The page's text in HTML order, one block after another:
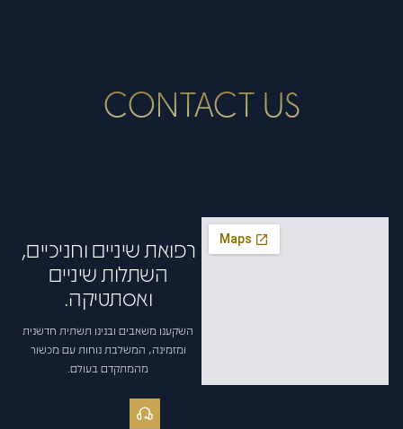
CONTACT US
רפואת שיניים וחניכיים,
השתלות שיניים
ואסתטיקה.
השקענו משאבים ובנינו תשתית חדשנית
ומזמינה, המשלבת נוחות עם מכשור
מהמתקדם בעולם.